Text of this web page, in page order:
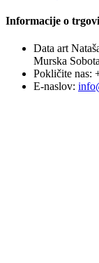
Informacije o
Data art
Murska Sobota
Pokličite nas:
E-naslov: